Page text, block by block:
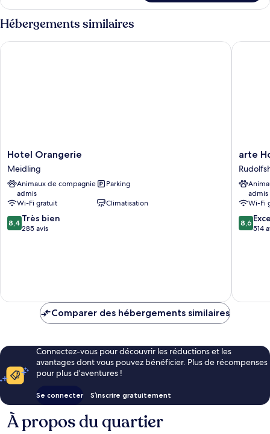
lits
une
place
le
type
de
chambre
Chambre
Hébergements similaires
Hotel
Orangerie
Meidling
Hotel Orangerie
Meidling
Animaux de compagnie
admis
Parking
Wi-Fi gratuit
Climatisation
8.4
sur
8,4 Très bien
285 avis
Hotel Orangerie
arte
Hotel
Wien
arte
admis
Wi-Fi
8.6
sur
8,6
514
arte
Comparer des hébergements similaires
Connectez-vous pour découvrir les réductions et les
avantages dont vous pouvez bénéficier. Plus de récompenses
pour plus d’aventures !
Se connecter S’inscrire gratuitement
À propos du quartier